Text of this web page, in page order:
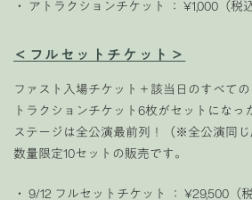
・ アトラクションチケット ： ¥1,000（
＜フルセットチケット＞
ファスト入場チケット＋該当日のすべて
トラクションチケット6枚がセットになっ
ステージは全公演最前列！（※全公演同じ
数量限定10セットの販売です。
・ 9/12 フルセットチケット ： ¥29,500（税